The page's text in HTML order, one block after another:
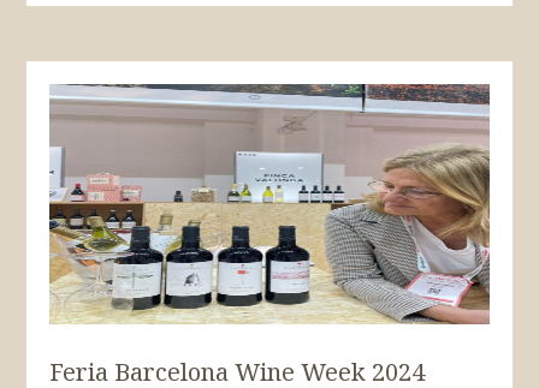
Feria Barcelona Wine Week 2024